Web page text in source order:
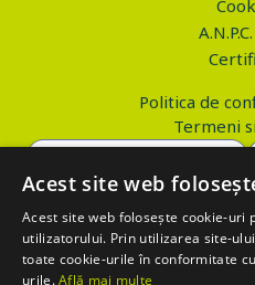
Politica de
Termeni
Copyright ©
$('.btn_gdpr').click(function() { //
Acest site web
Acest site web folosește cookie-uri
utilizatorului. Prin utilizarea site-
toate cookie-urile în conformitate
urile.Află mai multe